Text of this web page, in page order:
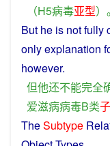
（H5病毒亚型）。
But he is notfully
onlyexplanation
however.
但他还不能完全
爱滋病病毒B类子
TheSubtype